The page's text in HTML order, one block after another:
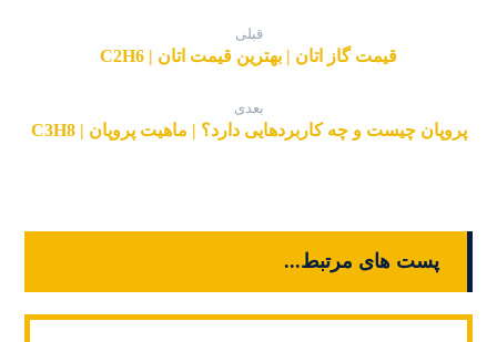
قبلی
قیمت گاز اتان | بهترین قیمت اتان | C2H6
بعدی
پروپان چیست و چه کاربردهایی دارد؟ | ماهیت پروپان | C3H8
پست های مرتبط...